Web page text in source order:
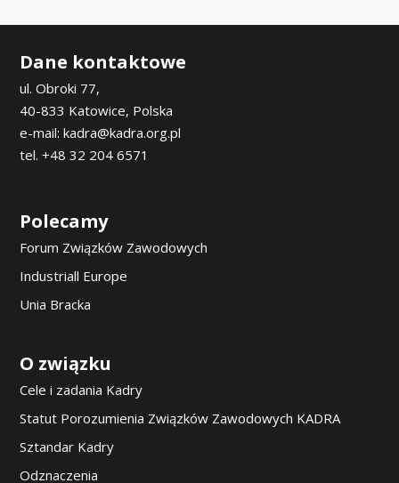
Dane kontaktowe
ul. Obroki 77,
40-833 Katowice, Polska
e-mail: kadra@kadra.org.pl
tel. +48 32 204 6571
Polecamy
Forum Związków Zawodowych
Industriall Europe
Unia Bracka
O związku
Cele i zadania Kadry
Statut Porozumienia Związków Zawodowych KADRA
Sztandar Kadry
Odznaczenia